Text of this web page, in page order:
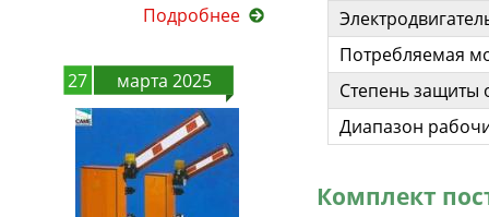
Подробнее
27 марта 2025
Потребляемая
Степень защиты
Диапазон
Комплект